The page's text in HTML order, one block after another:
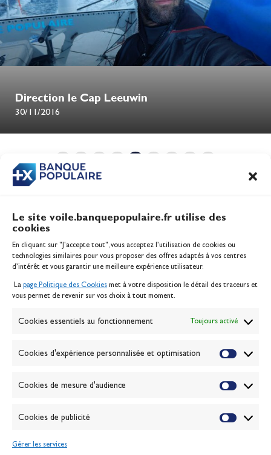
Le site voile.banquepopulaire.fr utilise des
cookies
En cliquant sur "J'accepte tout", vous acceptez l’utilisation de cookies ou
technologies similaires pour vous proposer des offres adaptés à vos centres
d’intérêt et vous garantir une meilleure expérience utilisateur.
La page Politique des Cookies met à votre disposition le détail des traceurs et
vous permet de revenir sur vos choix à tout moment.
Cookies essentiels au fonctionnement Toujours activé
Cookies d'expérience personnalisée et optimisation
Cookies de mesure d'audience
Cookies de publicité
Gérer les services
Direction le Cap Leeuwin
30/11/2016
1 …
Inscription serveur média
Contact
Politique des cookies
Banque de la voile
Passion Voile TV
ABONNEZ-VOUS